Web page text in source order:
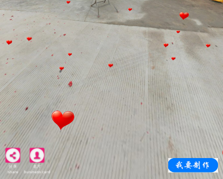
分享
share
名片
business card